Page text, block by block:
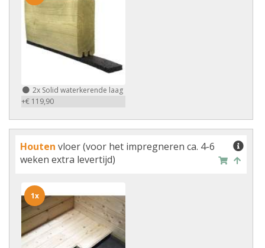
2x Solid waterkerende laag
+€ 119,90
Houten vloer (voor het impregneren ca. 4-6
weken extra levertijd)
1x